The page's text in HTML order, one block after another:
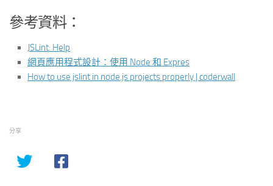
參考資料：
JSLint: Help
網頁應用程式設計：使用 Node 和 Expres
How to use jslint in node.js projects properly | coderwall
分享